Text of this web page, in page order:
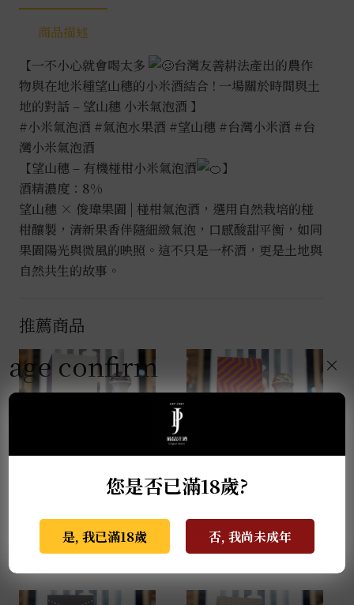
商品描述
【一不小心就會喝太多
台灣友善耕法產出的農作
物與在地米種望山穗的小米酒結合 ! 一場關於時間與土
地的對話 – 望山穗 小米氣泡酒 】
#小米氣泡酒 #氣泡水果酒 #望山穗 #台灣小米酒 #台
灣小米氣泡酒
【望山穗 – 有機椪柑小米氣泡酒
】
酒精濃度：8%
望山穗 × 俊瑋果園 | 椪柑氣泡酒，選用自然栽培的椪
柑釀製，清新果香伴隨細緻氣泡，口感酸甜平衡，如同
果園陽光與微風的映照。這不只是一杯酒，更是土地與
自然共生的故事。
推薦商品
限量版 Colores 1L
138,000
界盃限量版 1L
NT$81,000
age confirm
您是否已滿18歲?
是, 我已滿18歲 否, 我尚未成年
×